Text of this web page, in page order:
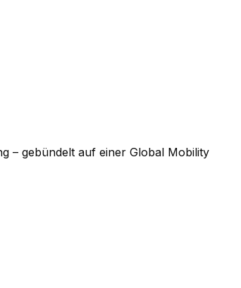
– gebündelt auf einer Global Mobility